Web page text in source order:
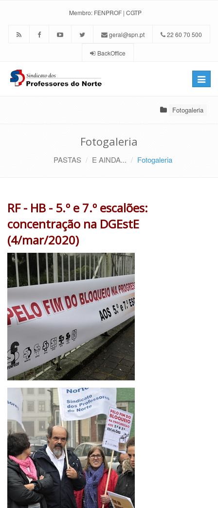
Membro: FENPROF | CGTP
geral@spn.pt 22 60 70 500
BackOffice
Toggle
Fotogaleria
Fotogaleria
PASTAS E AINDA... Fotogaleria
RF - HB - 5.º e 7.º escalões:
concentração na DGEstE
(4/mar/2020)